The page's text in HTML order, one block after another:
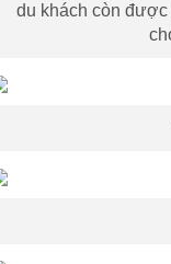
du khách còn